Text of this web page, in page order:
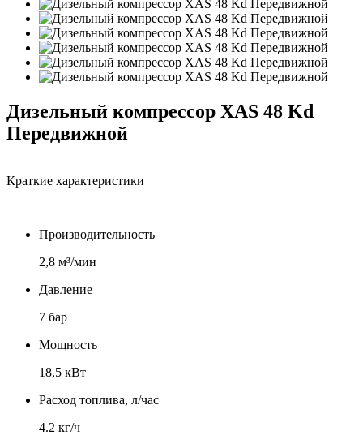
Дизельный компрессор XAS 48 Kd
Передвижной
Краткие характеристики
Производительность
2,8 м³/мин
Давление
7 бар
Мощность
18,5 кВт
Расход топлива, л/час
4.2 кг/ч